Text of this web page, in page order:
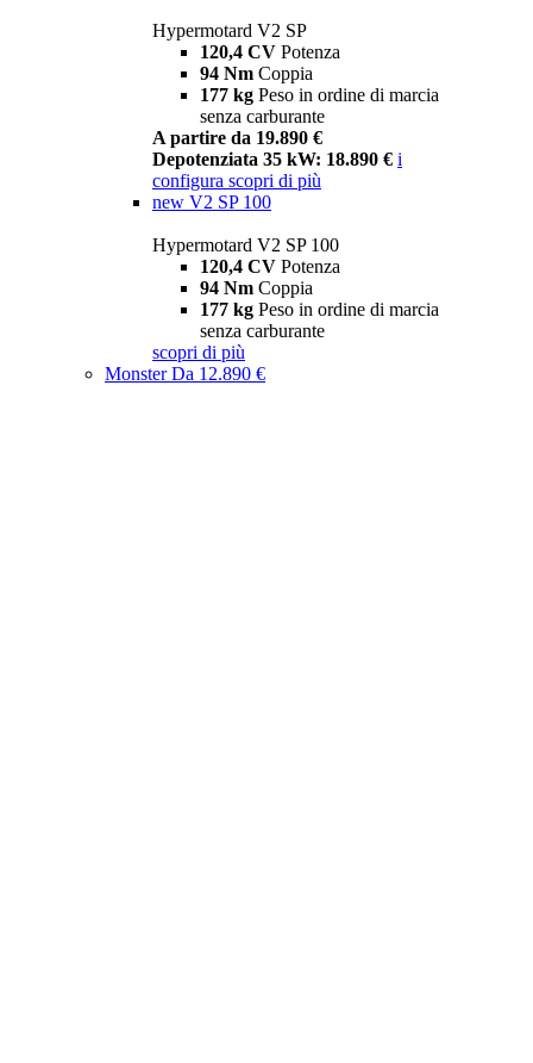
Hypermotard V2 SP
120,4 CV Potenza
94 Nm Coppia
177 kg Peso in ordine di marcia
senza carburante
A partire da 19.890 €
Depotenziata 35 kW: 18.890 € i
configura scopri di più
new V2 SP 100
Hypermotard V2 SP 100
120,4 CV Potenza
94 Nm Coppia
177 kg Peso in ordine di marcia
senza carburante
scopri di più
MonsterDa 12.890 €